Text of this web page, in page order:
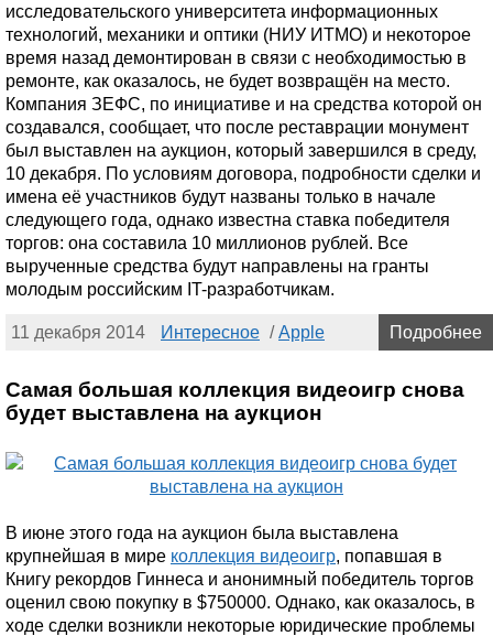
исследовательского университета информационных
технологий, механики и оптики (НИУ ИТМО) и некоторое
время назад демонтирован в связи с необходимостью в
ремонте, как оказалось, не будет возвращён на место.
Компания ЗЕФС, по инициативе и на средства которой он
создавался, сообщает, что после реставрации монумент
был выставлен на аукцион, который завершился в среду,
10 декабря. По условиям договора, подробности сделки и
имена её участников будут названы только в начале
следующего года, однако известна ставка победителя
торгов: она составила 10 миллионов рублей. Все
вырученные средства будут направлены на гранты
молодым российским IT-разработчикам.
11 декабря 2014 Интересное /Apple Подробнее
Самая большая коллекция видеоигр снова
будет выставлена на аукцион
В июне этого года на аукцион была выставлена
крупнейшая в мире коллекция видеоигр, попавшая в
Книгу рекордов Гиннеса и анонимный победитель торгов
оценил свою покупку в $750000. Однако, как оказалось, в
ходе сделки возникли некоторые юридические проблемы